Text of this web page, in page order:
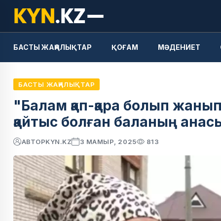
БАСТЫ ЖАҢАЛЫҚТАР ҚОҒАМ МӘДЕНИЕТ
БАСТЫ ЖАҢАЛЫҚТАР
"Балам қап-қара болып
қайтыс болған баланың
АВТОРKYN.KZ 3 МАМЫР, 2025 813